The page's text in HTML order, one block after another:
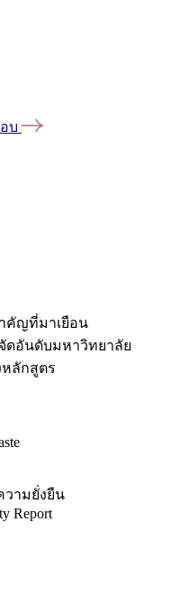
บ
คัญที่มาเยือน
ดอันดับมหาวิทยาลัย
หลักสูตร
วามยั่งยืน
Report